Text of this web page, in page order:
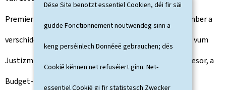
Dëse Site benotzt essentiel Cookien, déi fir säi
gudde Fonctionnement noutwendeg sinn a
keng perséinlech Donnéeë gebrauchen; dës
Cookië kënnen net refuséiert ginn. Net-
essentiel Cookië gi fir statistesch Zwecker
Premierminister Jean-Claude Juncker Regierungsmember a
verschiddene Regierungen. En iwwerhëlt d'Funktioune vum
Justizminister, Verdeedegungsminister, Minister fir Tresor, a
Budget- a Finanzminister.